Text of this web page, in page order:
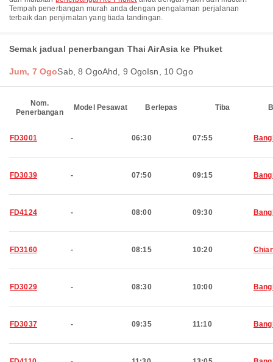
Tempah penerbangan murah anda dengan pengalaman perjalanan
terbaik dan penjimatan yang tiada tandingan.
Semak jadual penerbangan Thai AirAsia ke Phuket
Jum, 7 OgoSab, 8 OgoAhd, 9 OgoIsn, 10 Ogo
Nom.
Penerbangan
Model Pesawat Berlepas Tiba
FD3001 - 06:30 07:55
FD3039 - 07:50 09:15
FD4124 - 08:00 09:30
FD3160 - 08:15 10:20
FD3029 - 08:30 10:00
FD3037 - 09:35 11:10